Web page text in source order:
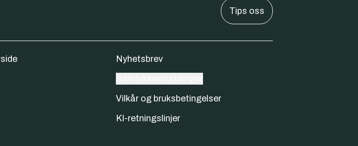
Tips oss
Nyhetsbrev
Vilkår og bruksbetingelser
KI-retningslinjer